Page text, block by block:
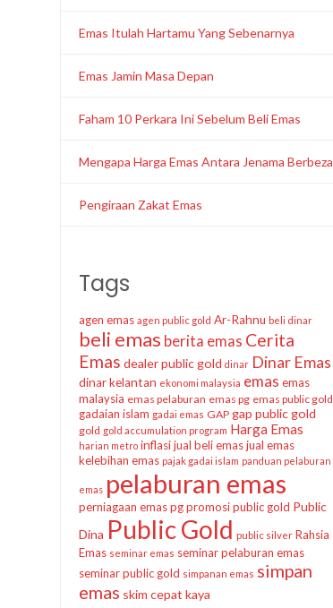
Emas Itulah Hartamu Yang Sebenarnya
Emas Jamin Masa Depan
Faham 10 Perkara Ini Sebelum Beli Emas
Mengapa Harga Emas Antara Jenama Berbeza
Pengiraan Zakat Emas
Tags
agen emas agen public gold Ar-Rahnu beli dinar
beli emas berita emas Cerita
Emas dealer public gold dinar Dinar Emas
dinar kelantan ekonomi malaysia emas emas
malaysia emas pelaburan emas pg emas public gold
gadaian islam gadai emas GAP gap public gold
gold gold accumulation program Harga Emas
harian metro inflasi jual beli emas jual emas
kelebihan emas pajak gadai islam panduan pelaburan
emas pelaburan emas
perniagaan emas pg promosi public gold Public
Dina Public Gold public silver Rahsia
Emas seminar emas seminar pelaburan emas
seminar public gold simpanan emas simpan
emas skim cepat kaya